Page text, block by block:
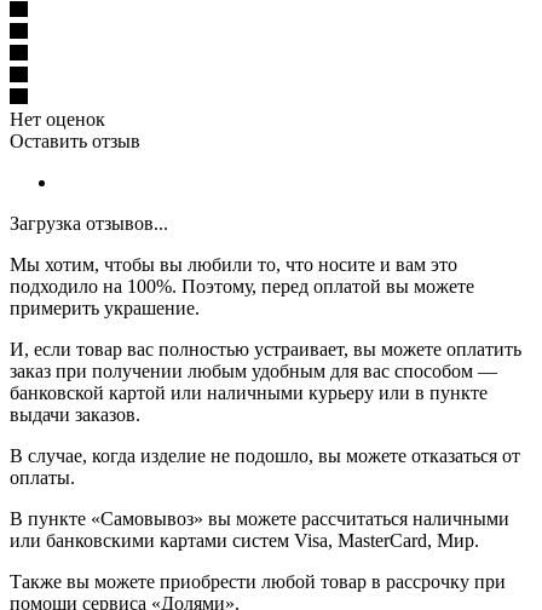
Нет оценок
Оставить отзыв
Загрузка отзывов...
Мы хотим, чтобы вы любили то, что носите и вам это
подходило на 100%. Поэтому, перед оплатой вы можете
примерить украшение.
И, если товар вас полностью устраивает, вы можете оплатить
заказ при получении любым удобным для вас способом —
банковской картой или наличными курьеру или в пункте
выдачи заказов.
В случае, когда изделие не подошло, вы можете отказаться от
оплаты.
В пункте «Самовывоз» вы можете рассчитаться наличными
или банковскими картами систем Visa, MasterCard, Мир.
Также вы можете приобрести любой товар в рассрочку при
помощи сервиса «Долями».